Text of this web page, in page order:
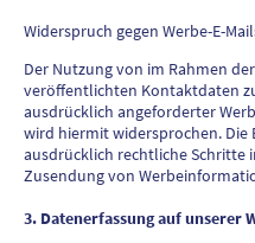
Widerspruch gegen Werbe-E-
Der Nutzung von im Rahmen
veröffentlichten Kontaktdaten
ausdrücklich angeforderter
wird hiermit widersprochen. Die
ausdrücklich rechtliche Schritte
Zusendung von
3. Datenerfassung auf unserer